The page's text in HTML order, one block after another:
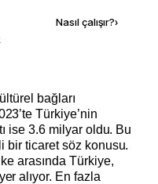
Nasıl çalışır?›
Türkiye’nin
ise 3.6 milyar oldu. Bu
bir ticaret söz konusu.
arasında Türkiye,
alıyor. En fazla